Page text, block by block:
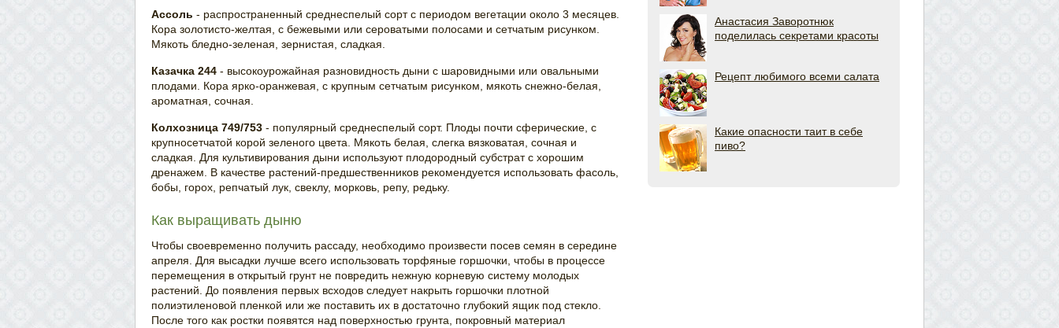
Ассоль - распространенный среднеспелый сорт с периодом вегетации около 3 месяцев.
Кора золотисто-желтая, с бежевыми или сероватыми полосами и сетчатым рисунком.
Мякоть бледно-зеленая, зернистая, сладкая.
Казачка 244 - высокоурожайная разновидность дыни с шаровидными или овальными
плодами. Кора ярко-оранжевая, с крупным сетчатым рисунком, мякоть снежно-белая,
ароматная, сочная.
Колхозница 749/753 - популярный среднеспелый сорт. Плоды почти сферические, с
крупносетчатой корой зеленого цвета. Мякоть белая, слегка вязковатая, сочная и
сладкая. Для культивирования дыни используют плодородный субстрат с хорошим
дренажем. В качестве растений-предшественников рекомендуется использовать фасоль,
бобы, горох, репчатый лук, свеклу, морковь, репу, редьку.
Как выращивать дыню
Чтобы своевременно получить рассаду, необходимо произвести посев семян в середине
апреля. Для высадки лучше всего использовать торфяные горшочки, чтобы в процессе
перемещения в открытый грунт не повредить нежную корневую систему молодых
растений. До появления первых всходов следует накрыть горшочки плотной
полиэтиленовой пленкой или же поставить их в достаточно глубокий ящик под стекло.
После того как ростки появятся над поверхностью грунта, покровный материал
Анастасия Заворотнюк
поделилась секретами красоты
Рецепт любимого всеми салата
Какие опасности таит в себе
пиво?